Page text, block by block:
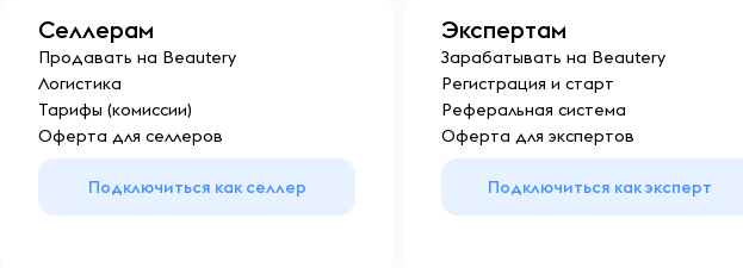
Селлерам
Продавать на Beautery
Логистика
Тарифы (комиссии)
Оферта для селлеров
Подключиться как селлер
Экспертам
Зарабатывать на Beautery
Регистрация и старт
Реферальная система
Оферта для экспертов
Подключиться как эксперт